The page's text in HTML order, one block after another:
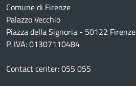
Comune di Firenze
Palazzo Vecchio
Piazza della Signoria - 50122 Firenze
P. IVA: 01307110484
Contact center: 055 055